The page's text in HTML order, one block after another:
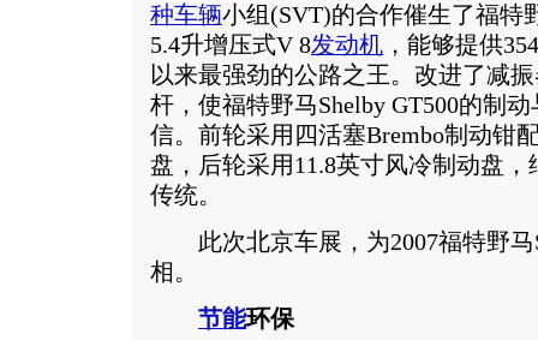
种车辆小组(SVT)的合作催生了福特
5.4升增压式V 8发动机 ，能够提供
以来最强劲的公路之王。改进了减
杆，使福特野马Shelby GT500的制
信。前轮采用四活塞Brembo制动钳
盘，后轮采用11.8英寸风冷制动盘
传统。
此次北京车展，为2007福特野马
相。
节能环保